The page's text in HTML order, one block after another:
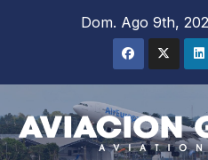
Dom. Ago 9th,